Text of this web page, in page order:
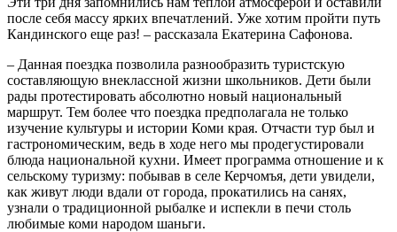
после себя массу ярких впечатлений. Уже хотим пройти путь
Кандинского еще раз! ‒ рассказала Екатерина Сафонова.
‒ Данная поездка позволила разнообразить туристскую
составляющую внеклассной жизни школьников. Дети были
рады протестировать абсолютно новый национальный
маршрут. Тем более что поездка предполагала не только
изучение культуры и истории Коми края. Отчасти тур был и
гастрономическим, ведь в ходе него мы продегустировали
блюда национальной кухни. Имеет программа отношение и к
сельскому туризму: побывав в селе Керчомъя, дети увидели,
как живут люди вдали от города, прокатились на санях,
узнали о традиционной рыбалке и испекли в печи столь
любимые коми народом шаньги.